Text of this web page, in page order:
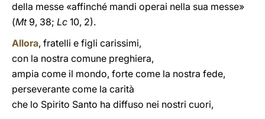
della messe «affinché mandi operai nella sua messe»
(Mt9, 38; Lc 10, 2).
Allora, fratelli e figli carissimi,
con la nostra comune preghiera,
ampia come il mondo, forte come la nostra fede,
perseverante come la carità
che lo Spirito Santo ha diffuso nei nostri cuori,